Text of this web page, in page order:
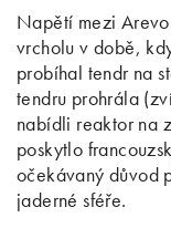
Napětí mezi
vrcholu v době,
probíhal tendr na
tendru prohrála
nabídli reaktor na
poskytlo
očekávaný důvod
jaderné sféře.